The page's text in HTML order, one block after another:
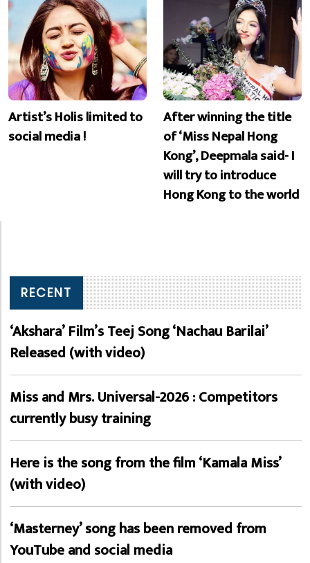
Artist’s Holis limited to
social media !
After winning the title
of ‘Miss Nepal Hong
Kong’, Deepmala said- I
will try to introduce
Hong Kong to the world
RECENT
‘Akshara’ Film’s Teej Song ‘Nachau Barilai’
Released (with video)
Miss and Mrs. Universal-2026 : Competitors
currently busy training
Here is the song from the film ‘Kamala Miss’
(with video)
‘Masterney’ song has been removed from
YouTube and social media